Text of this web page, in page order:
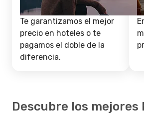
Te garantizamos el mejor
precio en hoteles o te
pagamos el doble de la
diferencia.
Descubre los mejores